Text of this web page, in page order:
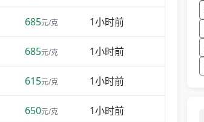
685元/克 1小时前
685元/克 1小时前
615元/克 1小时前
650元/克 1小时前